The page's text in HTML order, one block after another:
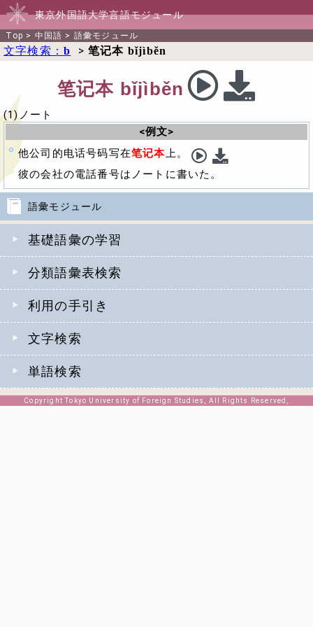
東京外国語大学言語モジュール
Top > 中国語 > 語彙モジュール
語彙モジュール
基礎語彙の学習
分類語彙表検索
利用の手引き
文字検索
単語検索
文字検索： b >笔记本 bǐjìběn
笔记本 bǐjìběn
(1)ノート
<例文>
他公司的电话号码写在笔记本 上。
彼の会社の電話番号はノートに書いた。
Copyright Tokyo University of Foreign Studies, All Rights Reserved,